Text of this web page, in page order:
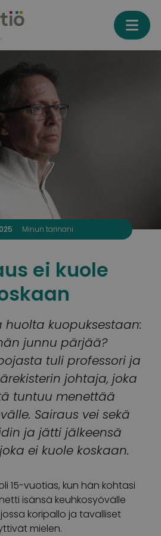
Minun tarinani
ei kuole
kuopuksestaan:
junnu pärjää?
tuli professori ja
johtaja, joka
tuntuu menettää
Sairaus vei sekä
ja jätti jälkeensä
ei kuole koskaan.
15-vuotias, kun hän kohtasi
isänsä keuhkosyövälle
koripallo ja tavalliset
mielen.